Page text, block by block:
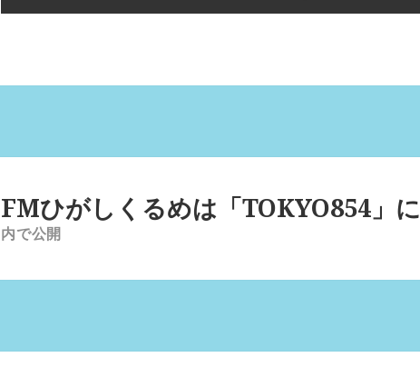
FMひがしくるめは「TOKYO854」に
内で公開